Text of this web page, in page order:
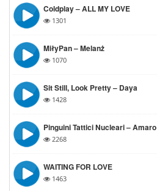
Coldplay – ALL MY LOVE
1301
MiłyPan – Melanż
1070
Sit Still, Look Pretty – Daya
1428
Pinguini Tattici Nucleari – Amaro
2268
WAITING FOR LOVE
1463